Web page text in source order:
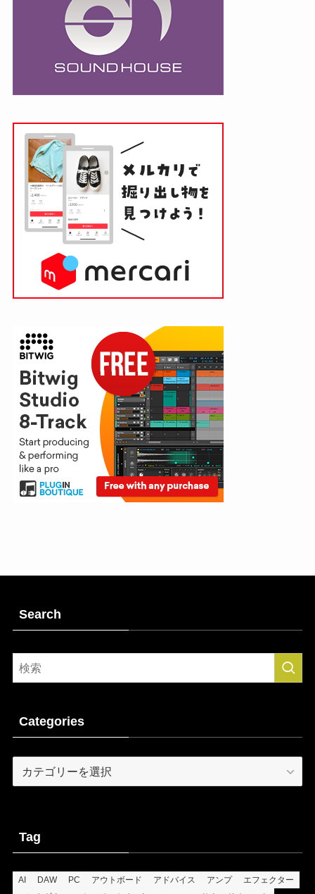
Search
Categories
Categories
Tag
AI DAW PC アウトボード アドバイス アンプ
エフェクター